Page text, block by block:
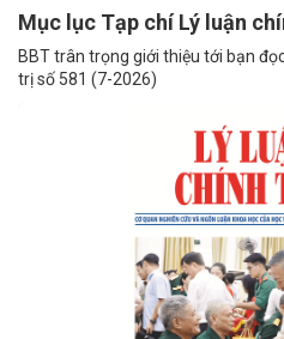
Mục lục Tạp chí Lý luận
BBT trân trọng giới thiệu tới bạn
trị số 581 (7-2026)